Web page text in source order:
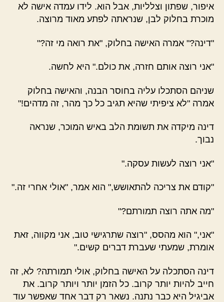
איפור, שפתון וצלליות, אבל הוא. לידו עמדה אישה לא
מוכרת בחלוק לבן, שנראתה לפתע מאוד מרוצה.
"דינה?" אמרה האישה בחלוק, "את רואה מי זה?"
"אני רוצה אותם חזרה, את כולם." היא לחשה.
שניהם הסתכלו עליה בחוסר הבנה, והאישה בחלוק
אמרה "לא ציפיתי שהיא תגיב כל כך מהר, זה מדהים!"
דינה מיקדה את תשומת הלב באיש המוכר, שנראה
נבוך.
"אני רוצה לעשות עסקה."
"קודם את צריכה להתאושש," הוא אמר, "אולי אחרי זה."
"מה אתה רוצה תמורתם?"
"אני," הוא מהסס, "רוצה שתרגישי טוב, אני מקווה, זאת
אומרת, שמעתי שעברת דברים קשים."
דינה הסתכלה על האישה בחלוק, אולי תמורתה? לא, זה
חייב להיות יותר קרוב. כל הזמן יותר ויותר קרוב. את
אביגיל היא כבר נתנה. נשאר רק דבר אחד שאפשר עוד